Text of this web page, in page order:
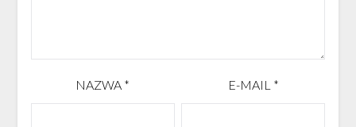
NAZWA * E-MAIL *